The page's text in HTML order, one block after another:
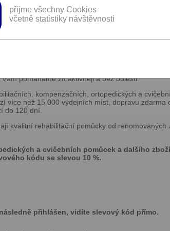
přijme všechny Cookies
včetně statistiky návštěvnosti
či slevových kódů pro čerpání benefitu se
pomáháme žít aktivněji a bez bolesti.
kompenzačních, ortopedických a
více než 15 000 výdejních míst, dopravu zdarma
do 120 dní.
kvalitní rehabilitační pomůcky od renomovaných
a cvičebních pomůcek a dalšího
kódu se slevou 10 %.
přihlášen, vidíte slevový kód přímo.